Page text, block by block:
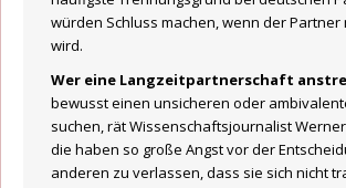
würden Schluss machen, wenn der
wird.
Wer eine Langzeitpartnerschaft
bewusst einen unsicheren oder
suchen, rät Wissenschaftsjournalist
die haben so große Angst vor der
anderen zu verlassen, dass sie sich nicht